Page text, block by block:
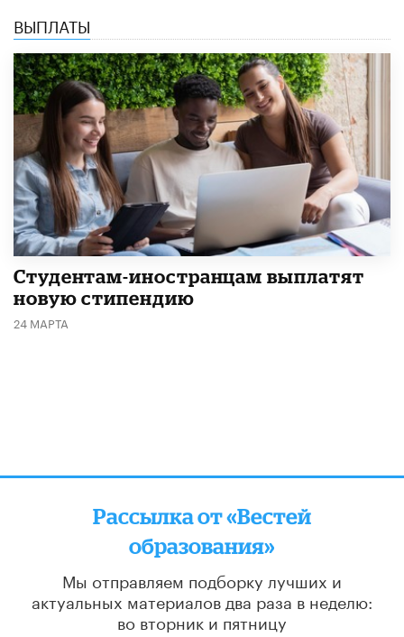
ВЫПЛАТЫ
Студентам-иностранцам выплатят
новую стипендию
24 МАРТА
Рассылка от «Вестей
образования»
Мы отправляем подборку лучших и
актуальных материалов два раза в неделю:
во вторник и пятницу